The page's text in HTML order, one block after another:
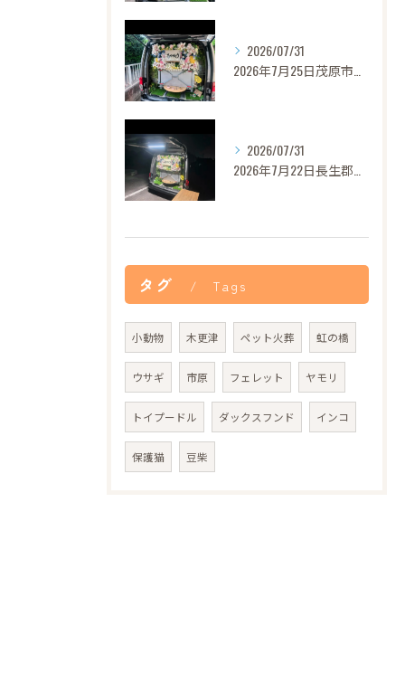
2026/07/31
2026/07/31
タグ Tags
小動物 木更津 ペット火葬 虹の橋
ウサギ 市原 フェレット ヤモリ
トイプードル ダックスフンド インコ
保護猫 豆柴